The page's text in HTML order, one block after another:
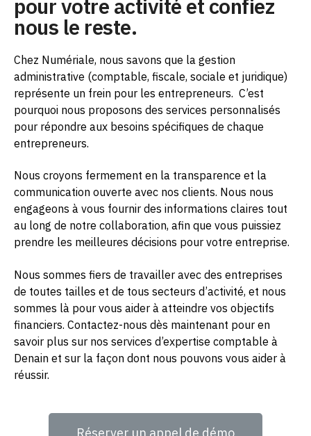
pour votre activité et confiez
nous le reste.
Chez Numériale, nous savons que la gestion
administrative (comptable, fiscale, sociale et juridique)
représente un frein pour les entrepreneurs. C’est
pourquoi nous proposons des services personnalisés
pour répondre aux besoins spécifiques de chaque
entrepreneurs.
Nous croyons fermement en la transparence et la
communication ouverte avec nos clients. Nous nous
engageons à vous fournir des informations claires tout
au long de notre collaboration, afin que vous puissiez
prendre les meilleures décisions pour votre entreprise.
Nous sommes fiers de travailler avec des entreprises
de toutes tailles et de tous secteurs d’activité, et nous
sommes là pour vous aider à atteindre vos objectifs
financiers. Contactez-nous dès maintenant pour en
savoir plus sur nos services d’expertise comptable à
Denain et sur la façon dont nous pouvons vous aider à
réussir.
Réserver un appel de démo